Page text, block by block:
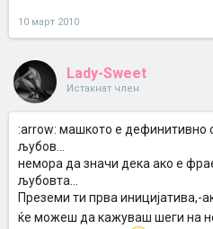
10 март 2010
Lady-Sweet
Истакнат член
:arrow: машкото е дефинитивно
љубов...
немора да значи дека ако е
љубовта...
Преземи ти прва иницијатива,-
ќе можеш да кажуваш шеги на